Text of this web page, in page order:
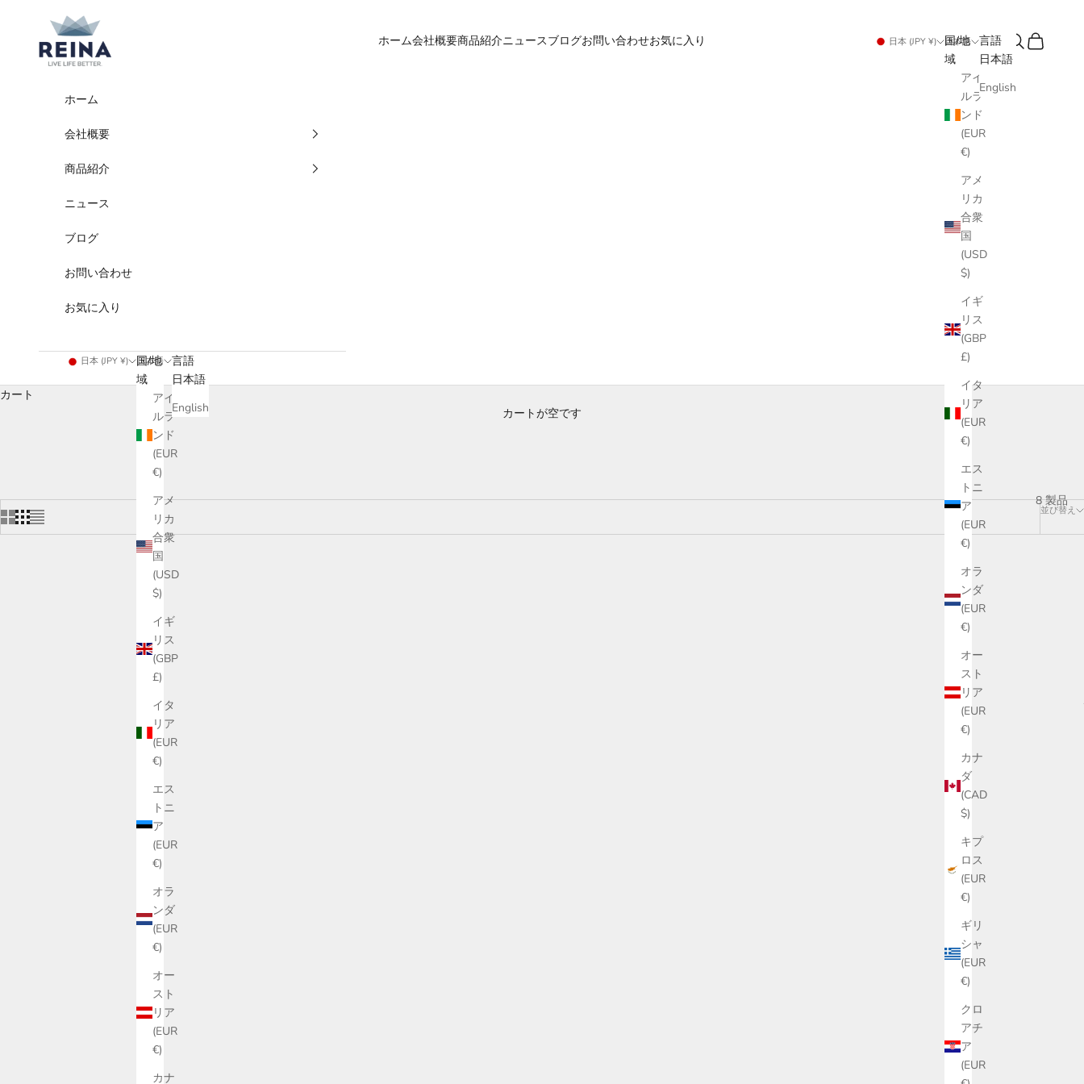
REINA
ホーム会社概要商品紹介ニュースブログお問い合わせお気に入り 日本 (JPY ¥)
国/地
域
アイ
ルラ
ンド
(EUR
€)
アメ
リカ
合衆
国
(USD
$)
イギ
リス
(GBP
£)
イタ
リア
(EUR
€)
エス
トニ
ア
(EUR
€)
オラ
ンダ
(EUR
€)
オー
スト
リア
(EUR
€)
カナ
ダ
(CAD
$)
キプ
ロス
(EUR
€)
ギリ
シャ
(EUR
€)
クロ
アチ
ア
(EUR
日本語
言語
日本語
English
検索カート
ホーム
会社概要
商品紹介
ニュース
ブログ
お問い合わせ
お気に入り
日本 (JPY ¥)
国/地
域
アイ
ルラ
ンド
(EUR
€)
アメ
リカ
合衆
国
(USD
$)
イギ
リス
(GBP
£)
イタ
リア
(EUR
€)
エス
トニ
ア
(EUR
€)
オラ
ンダ
(EUR
€)
オー
スト
リア
(EUR
€)
カナ
日本語
言語
日本語
English
カート
カートが空です
ギフトセット
並び替え
8 製品
限定！ラグジュアリーブランドが演出する
『花、香る、飲む香水』MORRIS（モーリ
セール価格
¥11,100
【100MLサイズ3種組合せ/化粧箱付】オー
ガニック・エキストラバージン・オリーブ
オイル「オロ・デル・デシエルト」
セール価格